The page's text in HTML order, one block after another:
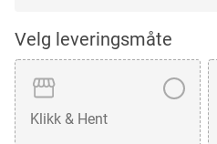
Velg leveringsmåte
Klikk & Hent